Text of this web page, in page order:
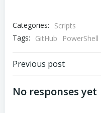
Categories:
Scripts
Tags:
GitHub PowerShell
Navegação
de
Previous post
No responses yet